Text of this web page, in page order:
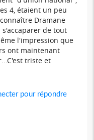
4, étaient un peu
Dramane
de tout
l'impression que
ont maintenant
triste et
pour répondre